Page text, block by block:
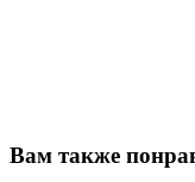
Вам также